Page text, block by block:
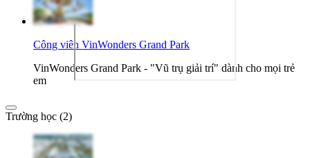
Công viên VinWonders Grand Park
VinWonders Grand Park - "Vũ trụ giải trí" dành cho mọi trẻ
em
Trường học (2)